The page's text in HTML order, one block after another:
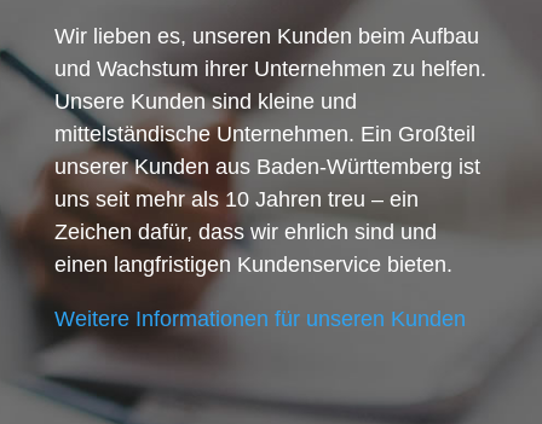
Wir lieben es, unseren Kunden beim Aufbau
und Wachstum ihrer Unternehmen zu helfen.
Unsere Kunden sind kleine und
mittelständische Unternehmen. Ein Großteil
unserer Kunden aus Baden-Württemberg ist
uns seit mehr als 10 Jahren treu – ein
Zeichen dafür, dass wir ehrlich sind und
einen langfristigen Kundenservice bieten.
Weitere Informationen für unseren Kunden